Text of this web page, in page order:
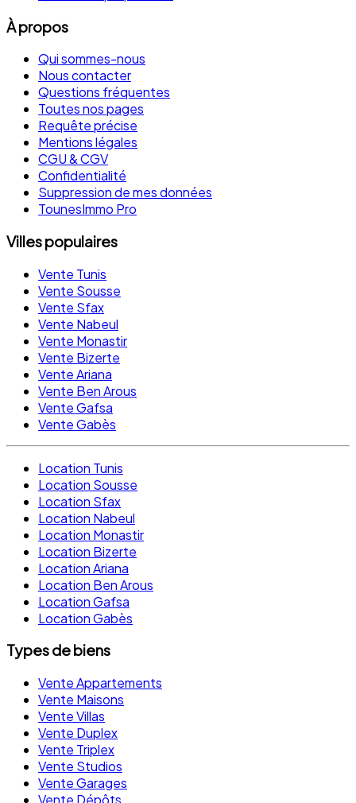
À propos
Qui sommes-nous
Nous contacter
Questions fréquentes
Toutes nos pages
Requête précise
Mentions légales
CGU & CGV
Confidentialité
Suppression de mes données
TounesImmo Pro
Villes populaires
Vente Tunis
Vente Sousse
Vente Sfax
Vente Nabeul
Vente Monastir
Vente Bizerte
Vente Ariana
Vente Ben Arous
Vente Gafsa
Vente Gabès
Location Tunis
Location Sousse
Location Sfax
Location Nabeul
Location Monastir
Location Bizerte
Location Ariana
Location Ben Arous
Location Gafsa
Location Gabès
Types de biens
Vente Appartements
Vente Maisons
Vente Villas
Vente Duplex
Vente Triplex
Vente Studios
Vente Garages
Vente Dépôts